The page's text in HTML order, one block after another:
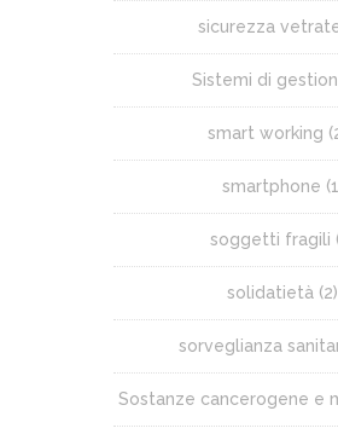
sicurezza
Sistemi di
smart working
smartphone
soggetti fragili
solidatietà (2)
sorveglianza
Sostanze cancerogene e